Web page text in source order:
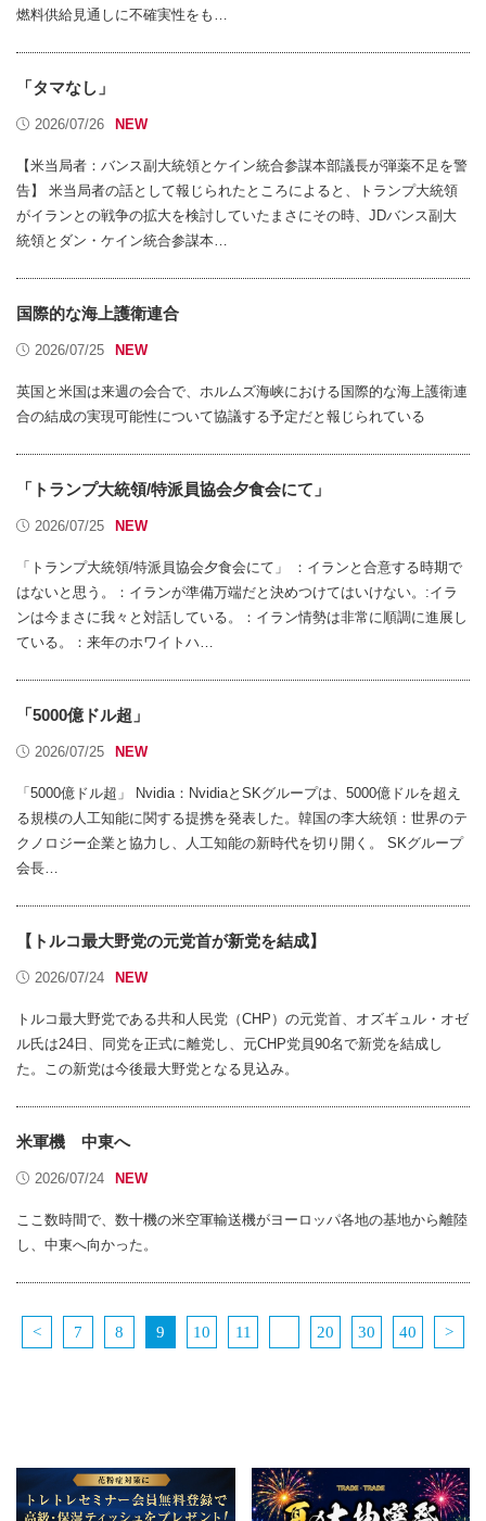
燃料供給見通しに不確実性をも…
「タマなし」
2026/07/26
【米当局者：バンス副大統領とケイン統合参謀本部議長が弾薬不足を警
告】 米当局者の話として報じられたところによると、トランプ大統領
がイランとの戦争の拡大を検討していたまさにその時、JDバンス副大
統領とダン・ケイン統合参謀本…
国際的な海上護衛連合
2026/07/25
英国と米国は来週の会合で、ホルムズ海峡における国際的な海上護衛連
合の結成の実現可能性について協議する予定だと報じられている
「トランプ大統領/特派員協会夕食会にて」
2026/07/25
「トランプ大統領/特派員協会夕食会にて」 ：イランと合意する時期で
はないと思う。：イランが準備万端だと決めつけてはいけない。:イラ
ンは今まさに我々と対話している。：イラン情勢は非常に順調に進展し
ている。：来年のホワイトハ…
「5000億ドル超」
2026/07/25
「5000億ドル超」 Nvidia：NvidiaとSKグループは、5000億ドルを超え
る規模の人工知能に関する提携を発表した。韓国の李大統領：世界のテ
クノロジー企業と協力し、人工知能の新時代を切り開く。 SKグループ
会長…
【トルコ最大野党の元党首が新党を結成】
2026/07/24
トルコ最大野党である共和人民党（CHP）の元党首、オズギュル・オゼ
ル氏は24日、同党を正式に離党し、元CHP党員90名で新党を結成し
た。この新党は今後最大野党となる見込み。
米軍機 中東へ
2026/07/24
ここ数時間で、数十機の米空軍輸送機がヨーロッパ各地の基地から離陸
し、中東へ向かった。
< 7 8 9 10 11 20 30 40 >